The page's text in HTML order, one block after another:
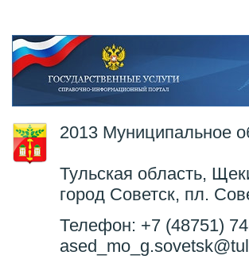
2013 Муниципальное
Тульская область,
город Советск, пл.
Телефон: +7 (48751)